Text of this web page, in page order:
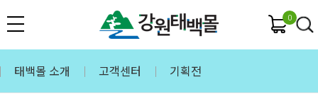
0
태백몰 소개 고객센터 기획전